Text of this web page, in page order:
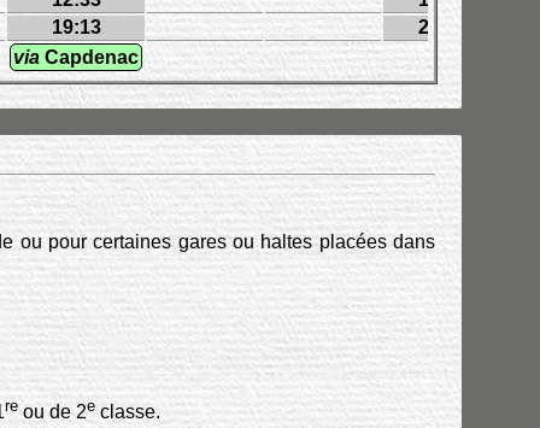
19:13
20:30
via Capdenac
ou pour certaines gares ou haltes placées dans
re ou de 2e classe.